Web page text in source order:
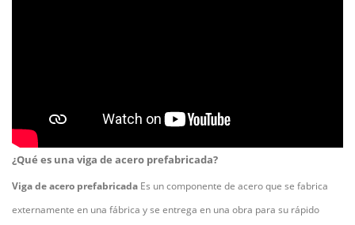
¿Qué es una viga de acero prefabricada?
Viga de acero prefabricada Es un componente de acero que se fabrica
externamente en una fábrica y se entrega en una obra para su rápido